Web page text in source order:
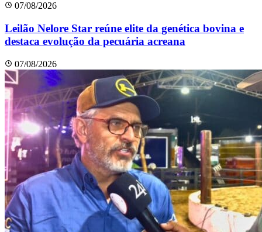
07/08/2026
Leilão Nelore Star reúne elite da genética bovina e
destaca evolução da pecuária acreana
07/08/2026